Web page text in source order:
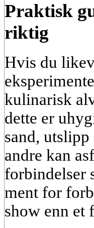
Praktisk
riktig
Hvis du
kulinarisk
dette er
sand,
andre kan
forbindelser
ment for
show enn et